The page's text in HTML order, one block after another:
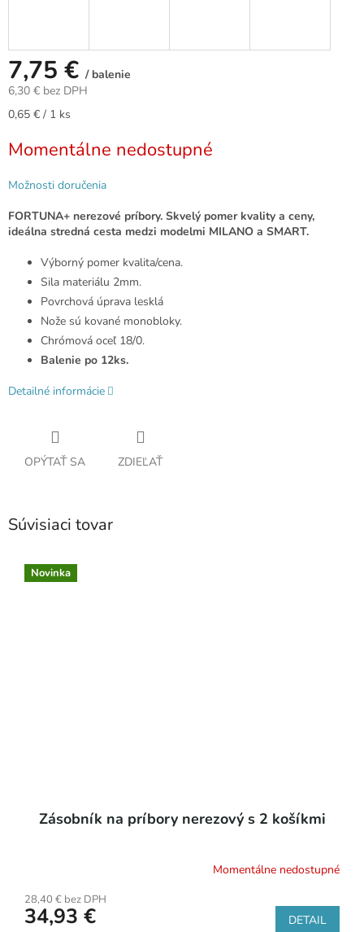
7,75 € / balenie
6,30 € bez DPH
Jednotková
0,65 € / 1 ks
Momentálne nedostupné
Možnosti doručenia
FORTUNA+ nerezové príbory. Skvelý pomer kvality a ceny,
ideálna stredná cesta medzi modelmi MILANO a SMART.
Výborný pomer kvalita/cena.
Sila materiálu 2mm.
Povrchová úprava lesklá
Nože sú kované monobloky.
Chrómová oceľ 18/0.
Balenie po 12ks.
Detailné informácie
OPÝTAŤ SA ZDIEĽAŤ
Súvisiaci tovar
Novinka
Zásobník na príbory nerezový s 2 košíkmi
Momentálne nedostupné
28,40 € bez DPH
34,93 € DETAIL